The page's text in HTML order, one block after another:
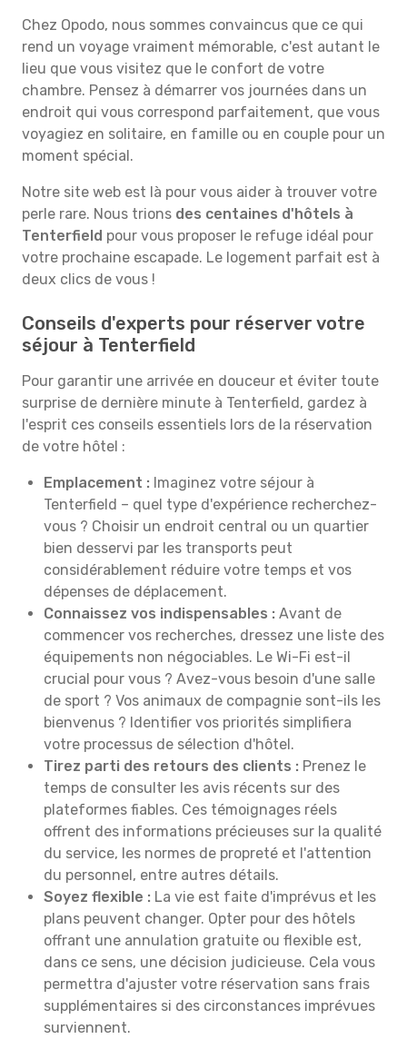
Chez Opodo, nous sommes convaincus que ce qui
rend un voyage vraiment mémorable, c'est autant le
lieu que vous visitez que le confort de votre
chambre. Pensez à démarrer vos journées dans un
endroit qui vous correspond parfaitement, que vous
voyagiez en solitaire, en famille ou en couple pour un
moment spécial.
Notre site web est là pour vous aider à trouver votre
perle rare. Nous trions des centaines d'hôtels à
Tenterfield pour vous proposer le refuge idéal pour
votre prochaine escapade. Le logement parfait est à
deux clics de vous !
Conseils d'experts pour réserver votre
séjour à Tenterfield
Pour garantir une arrivée en douceur et éviter toute
surprise de dernière minute à Tenterfield, gardez à
l'esprit ces conseils essentiels lors de la réservation
de votre hôtel :
Emplacement : Imaginez votre séjour à
Tenterfield – quel type d'expérience recherchez-
vous ? Choisir un endroit central ou un quartier
bien desservi par les transports peut
considérablement réduire votre temps et vos
dépenses de déplacement.
Connaissez vos indispensables : Avant de
commencer vos recherches, dressez une liste des
équipements non négociables. Le Wi-Fi est-il
crucial pour vous ? Avez-vous besoin d'une salle
de sport ? Vos animaux de compagnie sont-ils les
bienvenus ? Identifier vos priorités simplifiera
votre processus de sélection d'hôtel.
Tirez parti des retours des clients : Prenez le
temps de consulter les avis récents sur des
plateformes fiables. Ces témoignages réels
offrent des informations précieuses sur la qualité
du service, les normes de propreté et l'attention
du personnel, entre autres détails.
Soyez flexible : La vie est faite d'imprévus et les
plans peuvent changer. Opter pour des hôtels
offrant une annulation gratuite ou flexible est,
dans ce sens, une décision judicieuse. Cela vous
permettra d'ajuster votre réservation sans frais
supplémentaires si des circonstances imprévues
surviennent.